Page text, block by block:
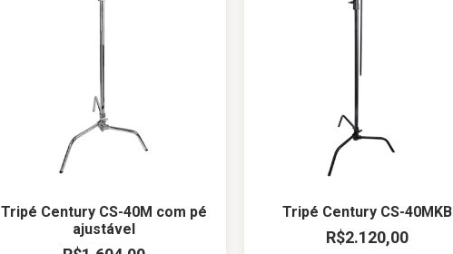
Tripé Century CS-40M com pé
ajustável
Tripé Century CS-40MKB
R$2.120,00